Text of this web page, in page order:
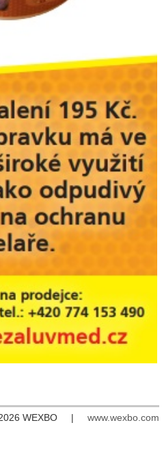
WEXBO | www.wexbo.com